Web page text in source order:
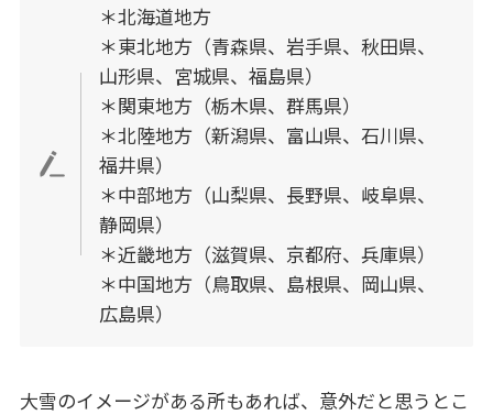
＊北海道地方
＊東北地方（青森県、岩手県、秋田県、
山形県、宮城県、福島県）
＊関東地方（栃木県、群馬県）
＊北陸地方（新潟県、富山県、石川県、
福井県）
＊中部地方（山梨県、長野県、岐阜県、
静岡県）
＊近畿地方（滋賀県、京都府、兵庫県）
＊中国地方（鳥取県、島根県、岡山県、
広島県）
大雪のイメージがある所もあれば、意外だと思うとこ